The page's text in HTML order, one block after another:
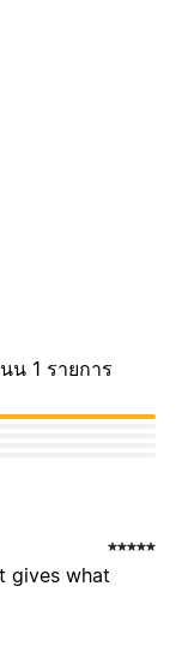
น 1 รายการ
gives what